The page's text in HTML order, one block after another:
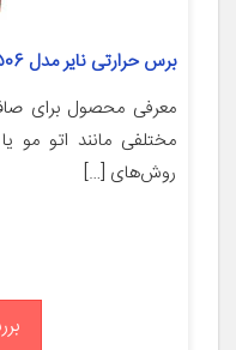
برس حرارتی نایر مدل AE-506
معرفی محصول برای
مختلفی مانند اتو مو
روش‌های […]